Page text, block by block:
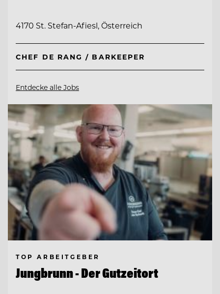
4170 St. Stefan-Afiesl, Österreich
CHEF DE RANG / BARKEEPER
Entdecke alle Jobs
TOP ARBEITGEBER
Jungbrunn - Der Gutzeitort